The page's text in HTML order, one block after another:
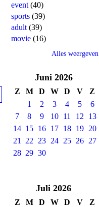
event (40)
sports (39)
adult (39)
movie (16)
Alles weergeven
Juni 2026
Z M D W D V
Z
1
2 3 4 5
6
7
8 9 10 11 12
13
14 15 16 17 18 19
20
21
22 23 24 25 26
27
28 29 30
Juli 2026
Z M D W D V Z